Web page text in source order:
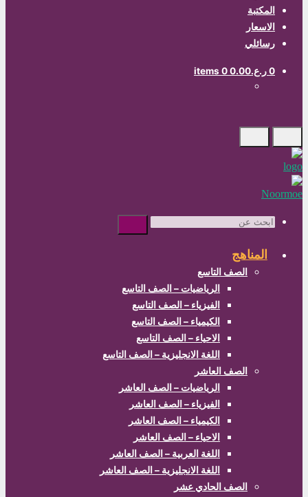
المكتبة
الاسعار
رسائلي
0ر.ع.0.00 0 items
ابحث
المناهج
الصف التاسع
الرياضيات – الصف التاسع
الفيزياء – الصف التاسع
الكيمياء – الصف التاسع
الاحياء – الصف التاسع
اللغة الانجليزية – الصف التاسع
الصف العاشر
الرياضيات – الصف العاشر
الفيزياء – الصف العاشر
الكيمياء – الصف العاشر
الاحياء – الصف العاشر
اللغة العربية – الصف العاشر
اللغة الانجليزية – الصف العاشر
الصف الحادي عشر